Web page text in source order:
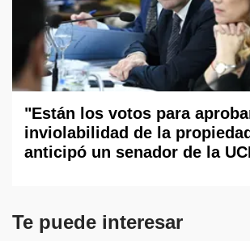
"Están los votos para
inviolabilidad de la
anticipó un senador de la
Te puede interesar